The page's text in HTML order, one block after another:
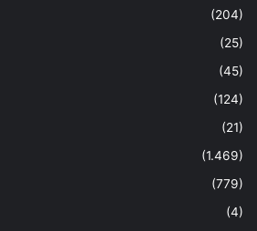
(204)
(25)
(45)
(124)
(21)
(1.469)
(779)
(4)